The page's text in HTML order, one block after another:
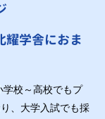
耀学舎におま
学校～高校でもプ
、大学入試でも採